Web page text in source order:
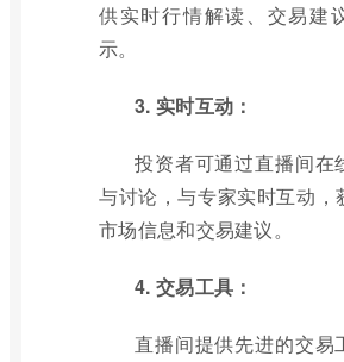
供实时行情解读、交易建
示。
3. 实时互动：
投资者可通过直播间在
与讨论，与专家实时互动，
市场信息和交易建议。
4. 交易工具：
直播间提供先进的交易